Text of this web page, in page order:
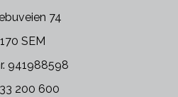
74
SEM
941988598
33 200 600